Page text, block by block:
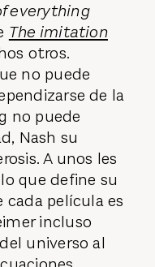
everything
The imitation
otros.
no puede
de la
no puede
Nash su
A unos les
que define su
película es
incluso
universo al